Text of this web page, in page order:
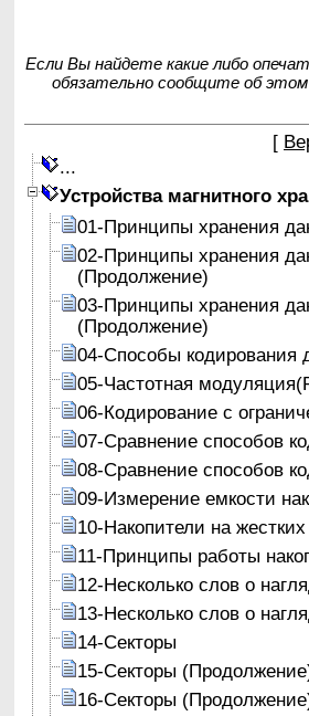
Если Вы найдете какие либо
обязательно сообщите об
[
Устройства магнитного
01-Принципы хранения
02-Принципы хранения
(Продолжение)
03-Принципы хранения
(Продолжение)
04-Способы кодирования
05-Частотная
06-Кодирование с
07-Сравнение способов
08-Сравнение способов
09-Измерение емкости
10-Накопители на
11-Принципы работы
12-Несколько слов о
13-Несколько слов о
14-Секторы
15-Секторы
16-Секторы